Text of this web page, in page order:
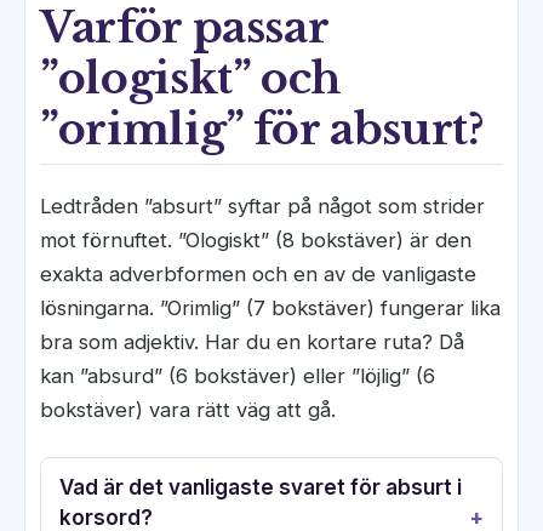
Varför passar
”ologiskt” och
”orimlig” för absurt?
Ledtråden ”absurt” syftar på något som strider
mot förnuftet. ”Ologiskt” (8 bokstäver) är den
exakta adverbformen och en av de vanligaste
lösningarna. ”Orimlig” (7 bokstäver) fungerar lika
bra som adjektiv. Har du en kortare ruta? Då
kan ”absurd” (6 bokstäver) eller ”löjlig” (6
bokstäver) vara rätt väg att gå.
Vad är det vanligaste svaret för absurt i
korsord?